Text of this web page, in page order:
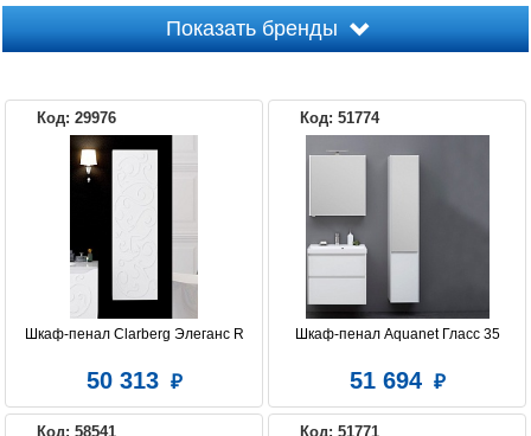
1MARKA
ART&MAX
BELUX CEZARES CLARBERG
Показать бренды
Код: 29976
Шкаф-пенал Clarberg Элеганс R
50 313
Код: 51774
Шкаф-пенал Aquanet Гласс 35
51 694
Код: 58541 Код: 51771